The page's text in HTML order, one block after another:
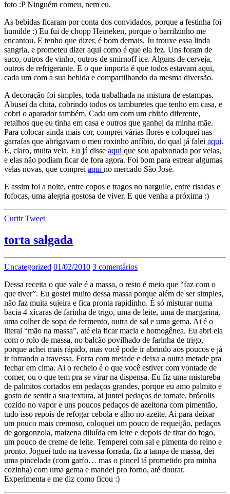
foto :P Ninguém comeu, nem eu.
As bebidas ficaram por conta dos convidados, porque a festinha foi
humilde :) Eu fui de chopp Heineken, porque o barrilzinho me
encantou. E tenho que dizer, é bom demais. Ju trouxe essa linda
sangria, e prometeu dizer aqui como é que ela fez. Uns foram de
suco, outros de vinho, outros de smirnoff ice. Alguns de cerveja,
outros de refrigerante. E o que importa é que todos estavam aqui,
cada um com a sua bebida e compartilhando da mesma diversão.
A decoração foi simples, toda trabalhada na mistura de estampas.
Abusei da chita, cobrindo todos os tamburetes que tenho em casa, e
cobri o aparador também. Cada um com um chitão diferente,
retalhos que eu tinha em casa e outros que ganhei da minha mãe.
Para colocar ainda mais cor, comprei várias flores e coloquei nas
garrafas que abrigavam o meu roxinho anfíbio, do qual já falei aqui.
E, claro, muita vela. Eu já disse aqui que sou apaixonada por velas,
e elas não podiam ficar de fora agora. Foi bom para estrear algumas
velas novas, que comprei aqui no mercado São José.
E assim foi a noite, entre copos e tragos no narguile, entre risadas e
fofocas, uma alegria gostosa de viver. E que venha a próxima :)
Curtir Tweet
torta salgada
Uncategorized 01/02/2010 3 comentários
Dessa receita o que vale é a massa, o resto é meio que “faz com o
que tiver”. Eu gostei muito dessa massa porque além de ser simples,
não faz muita sujeira e fica pronta rapidinho. É só misturar numa
bacia 4 xícaras de farinha de trigo, uma de leite, uma de margarina,
uma colher de sopa de fermento, outra de sal e uma gema. Ai é o
literal “mão na massa”, até ela ficar macia e homogênea. Eu abri ela
com o rolo de massa, no balcão povilhado de farinha de trigo,
porque achei mais rápido, mas você pode ir abrindo aos poucos e já
ir forrando a travessa. Forra com metade e deixa a outra metade pra
fechar em cima. Ai o recheio é o que você estiver com vontade de
comer, ou o que tem pra se virar na dispensa. Eu fiz uma mistureba
de palmitos cortados em pedaços grandes, porque eu amo palmito e
gosto de sentir a sua textura, ai juntei pedaços de tomate, brócolis
cozido no vapor e uns poucos pedaços de azeitona com pimentão,
tudo isso repois de refogar cebola e alho no azeite. Ai para deixar
um pouco mais cremoso, coloquei um pouco de requeijão, pedaços
de gorgonzola, maizena diluída em leite e depois de tirar do fogo,
um pouco de creme de leite. Temperei com sal e pimenta do reino e
pronto. Joguei tudo na travessa forrada, fiz a tampa de massa, dei
uma pincelada (com garfo… mas o pincel tá prometido pra minha
cozinha) com uma gema e mandei pro forno, até dourar.
Experimenta e me diz como ficou :)